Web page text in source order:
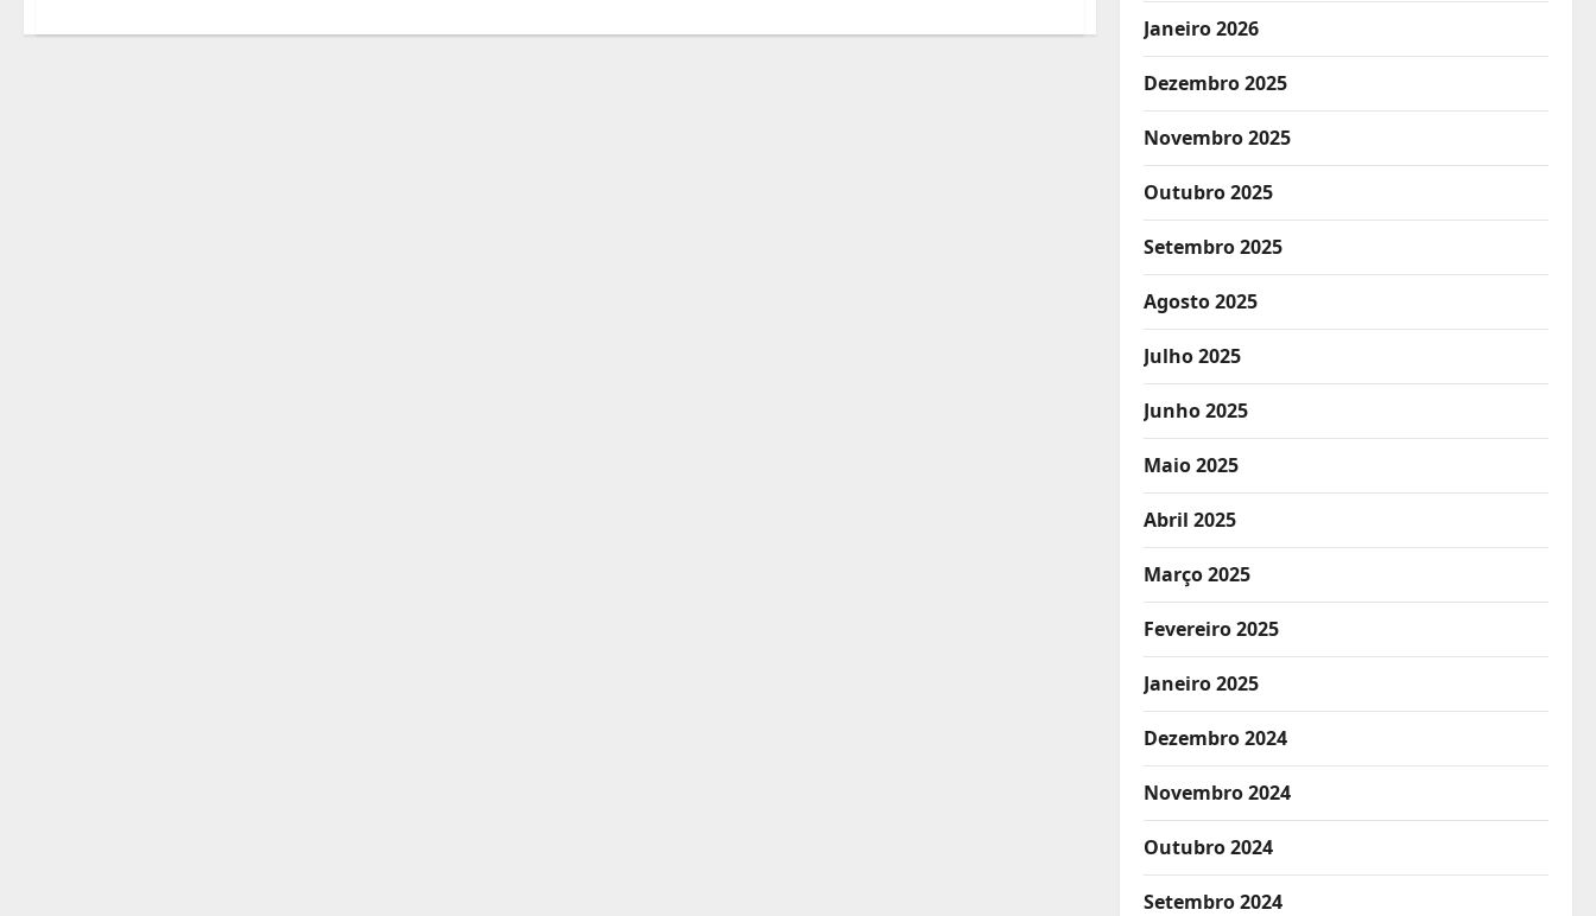
Salariais Janeiro 2026
Dezembro 2025
Novembro 2025
Outubro 2025
Setembro 2025
Agosto 2025
Julho 2025
Junho 2025
Maio 2025
Abril 2025
Março 2025
Fevereiro 2025
Janeiro 2025
Dezembro 2024
Novembro 2024
Outubro 2024
Setembro 2024